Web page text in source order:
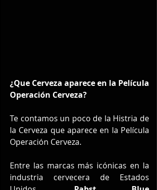
¿Que Cerveza aparece en la Película
Operación Cerveza?
Te contamos un poco de la Histria de
la Cerveza que aparece en la Película
Operación Cerveza.
Entre las marcas más icónicas en la
industria cervecera de Estados